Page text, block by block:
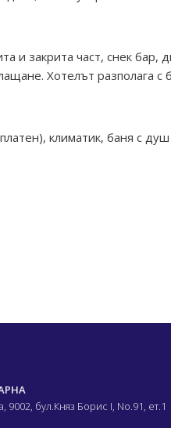
и закрита част, снек
Хотелът разполага с
климатик, баня с
9002, бул.Княз Борис I, No.91, ет.1